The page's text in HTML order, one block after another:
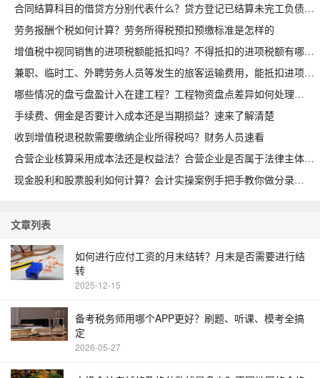
合同结算科目的借贷方分别代表什么？贷方登记已结算未完工负债
劳务报酬个税如何计算？劳务所得税预扣预缴标准是怎样的
增值税中视同销售的进项税额能抵扣吗？不得抵扣的进项税额有哪些
兼职、临时工、外聘劳务人员等发生的旅客运输费用，能抵扣进项吗
哪些情况的盘亏盘盈计入在建工程？工程物资盘点差异如何处理
手续费、佣金是否要计入成本还是当期损益？速来了解清楚
收到增值税退税款需要缴纳企业所得税吗？财务人员速看
合营企业核算采用成本法还是权益法？合营企业是否属于法律主体
现金股利和股票股利如何计算？会计实操案例手把手教你做分录
文章列表
如何进行应付工资的月末结转？月末是否需要进行结
转
2025-12-15
备考税务师用哪个APP更好？刷题、听课、模考全搞
定
2026-05-27